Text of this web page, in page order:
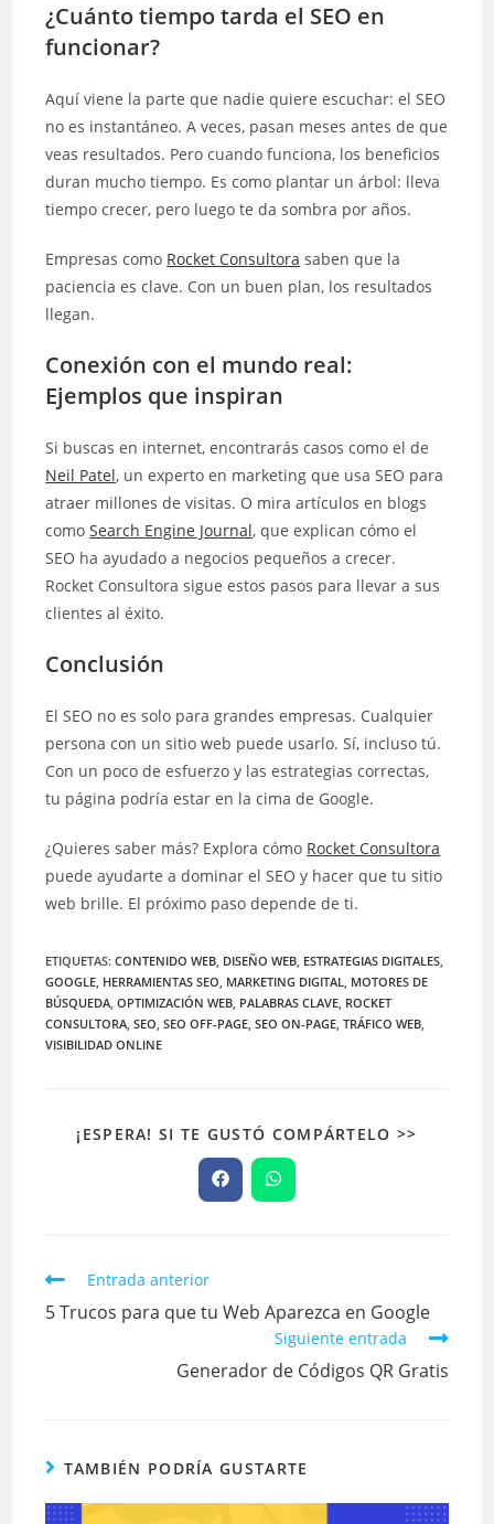
¿Cuánto tiempo tarda el SEO en
funcionar?
Aquí viene la parte que nadie quiere escuchar: el SEO
no es instantáneo. A veces, pasan meses antes de que
veas resultados. Pero cuando funciona, los beneficios
duran mucho tiempo. Es como plantar un árbol: lleva
tiempo crecer, pero luego te da sombra por años.
Empresas como Rocket Consultora saben que la
paciencia es clave. Con un buen plan, los resultados
llegan.
Conexión con el mundo real:
Ejemplos que inspiran
Si buscas en internet, encontrarás casos como el de
Neil Patel, un experto en marketing que usa SEO para
atraer millones de visitas. O mira artículos en blogs
comoSearch Engine Journal, que explican cómo el
SEO ha ayudado a negocios pequeños a crecer.
Rocket Consultora sigue estos pasos para llevar a sus
clientes al éxito.
Conclusión
El SEO no es solo para grandes empresas. Cualquier
persona con un sitio web puede usarlo. Sí, incluso tú.
Con un poco de esfuerzo y las estrategias correctas,
tu página podría estar en la cima de Google.
¿Quieres saber más? Explora cómo Rocket Consultora
puede ayudarte a dominar el SEO y hacer que tu sitio
web brille. El próximo paso depende de ti.
ETIQUETAS:CONTENIDO WEB, DISEÑO WEB, ESTRATEGIAS DIGITALES,
GOOGLE, HERRAMIENTAS SEO, MARKETING DIGITAL, MOTORES DE
BÚSQUEDA, OPTIMIZACIÓN WEB, PALABRAS CLAVE, ROCKET
CONSULTORA, SEO, SEO OFF-PAGE, SEO ON-PAGE, TRÁFICO WEB,
VISIBILIDAD ONLINE
¡ESPERA! SI TE GUSTÓ COMPÁRTELO >>
Entrada anterior
5 Trucos para que tu Web Aparezca en Google
Siguiente entrada
Generador de Códigos QR Gratis
TAMBIÉN PODRÍA GUSTARTE